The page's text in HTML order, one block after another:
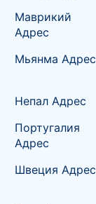
Маврикий
Адрес
Мьянма Адрес
Непал Адрес
Португалия
Адрес
Швеция Адрес